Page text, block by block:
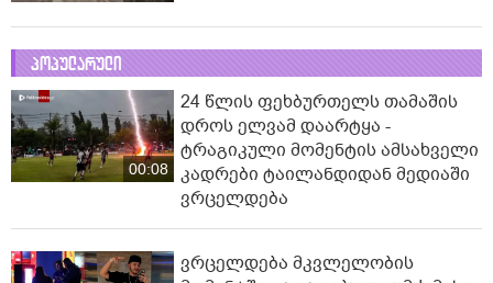
პოპულარული
00:08
24 წლის ფეხბურთელს თამაშის
დროს ელვამ დაარტყა -
ტრაგიკული მომენტის ამსახველი
კადრები ტაილანდიდან მედიაში
ვრცელდება
ვრცელდება მკვლელობის